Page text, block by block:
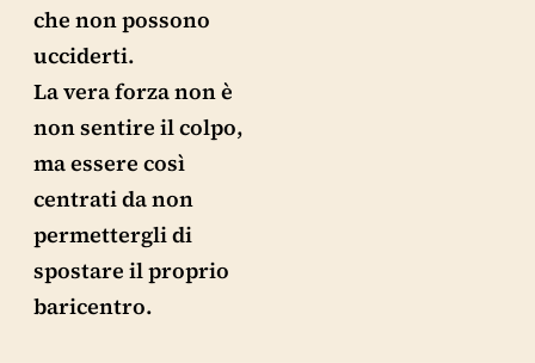
che non possono
ucciderti.
La vera forza non è
non sentire il colpo,
ma essere così
centrati da non
permettergli di
spostare il proprio
baricentro.